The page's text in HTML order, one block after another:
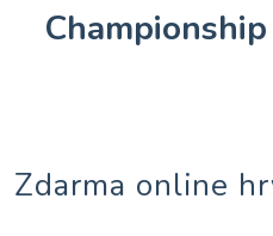
Zdarma online